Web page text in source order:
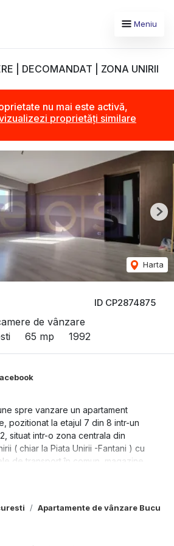
Meniu
| DECOMANDAT | ZONA UNIRII
nu mai este activă,
proprietăți similare
ID CP2874875
de vânzare
65 mp 1992
Harta
Apartamente de vânzare
spre vanzare un apartament
pozitionat la etajul 7 din 8 intr-un
situat intr-o zona centrala din
( chiar la Piata Unirii -Fantani ) cu
de transport în comun, magazine,
baie, balcon, iar suprafața utilă